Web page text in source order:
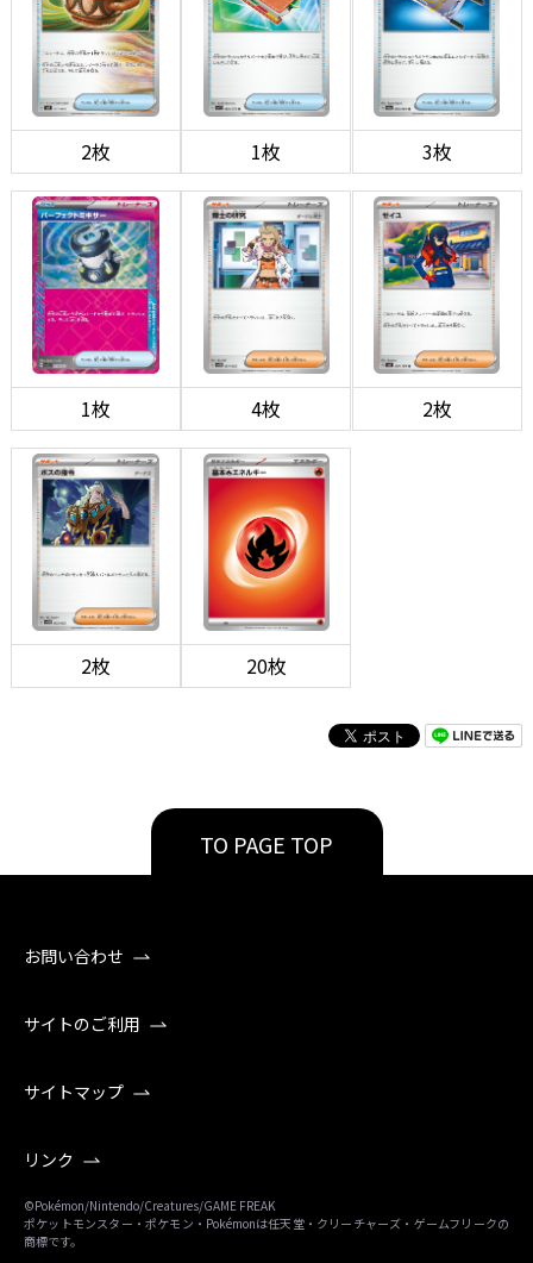
2枚 1枚 3枚
1枚 4枚 2枚
2枚 20枚
TO PAGE TOP
お問い合わせ
サイトのご利用
サイトマップ
リンク
©Pokémon/Nintendo/Creatures/GAME FREAK
ポケットモンスター・ポケモン・Pokémonは任天堂・クリーチャーズ・ゲームフリークの
商標です。